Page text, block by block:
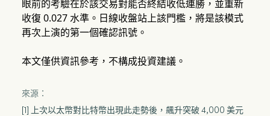
眼前的考驗在於該交易對能否終結收低連勝，並重新
收復 0.027 水準。日線收盤站上該門檻，將是該模式
再次上演的第一個確認訊號。
本文僅供資訊參考，不構成投資建議。
來源：
[1] 上次以太幣對比特幣出現此走勢後，飆升突破 4,000 美元